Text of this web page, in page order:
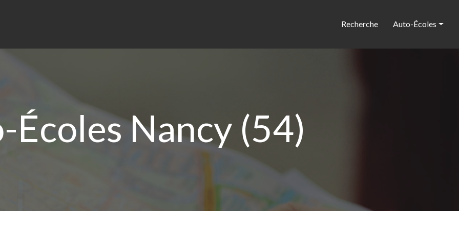
Recherche Auto-Écoles
Nancy (54)